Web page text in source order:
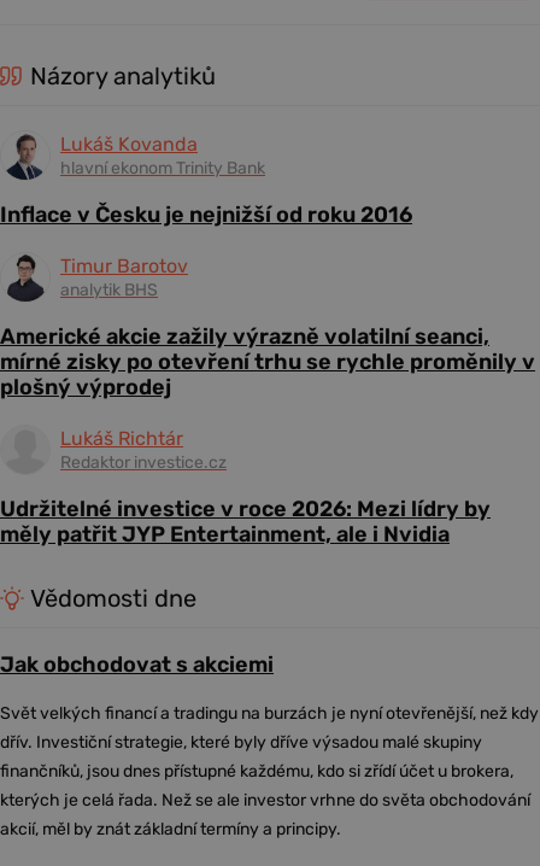
Názory analytiků
Lukáš Kovanda
hlavní ekonom Trinity Bank
Inflace v Česku je nejnižší od roku 2016
Timur Barotov
analytik BHS
Americké akcie zažily výrazně volatilní seanci,
mírné zisky po otevření trhu se rychle proměnily v
plošný výprodej
Lukáš Richtár
Redaktor investice.cz
Udržitelné investice v roce 2026: Mezi lídry by
měly patřit JYP Entertainment, ale i Nvidia
Vědomosti dne
Jak obchodovat s akciemi
Svět velkých financí a tradingu na burzách je nyní otevřenější, než kdy
dřív. Investiční strategie, které byly dříve výsadou malé skupiny
finančníků, jsou dnes přístupné každému, kdo si zřídí účet u brokera,
kterých je celá řada. Než se ale investor vrhne do světa obchodování
akcií, měl by znát základní termíny a principy.